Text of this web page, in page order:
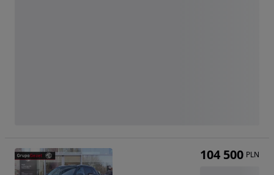
104 500 PLN